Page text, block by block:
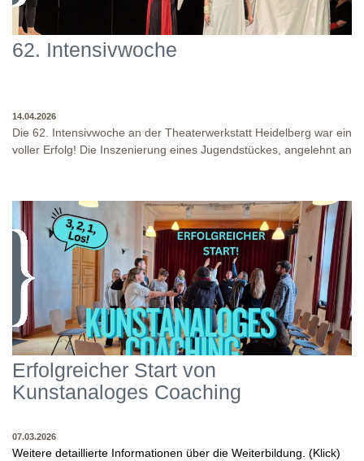
62. Intensivwoche
14.04.2026
Die 62. Intensivwoche an der Theaterwerkstatt Heidelberg war ein
voller Erfolg! Die Inszenierung eines Jugendstückes, angelehnt an
Auseinandersetzung mit den Inhalten und Themen dieser Stücke
statt, sowie eine enge Zusammenarbeit in den
Inszenierungsprozessen. Beide Inszenierungen wurden am Ende
auf unserer Bühne präsentiert! Wir danken allen Studierenden
und Dozenten für die gelungene Woche und für die tollen
Abschlusspräsentationen!
WO?
THEATERWERKSTATT HEIDELBERG: KLINGENTEICHSTR. 8, NÄHE
BUSHALTESTELLE PETERSKIRCHE (ALTSTADT)
WANN?
14.04.2026
Erfolgreicher Start von
Kunstanaloges Coaching
07.03.2026
Weitere detaillierte Informationen über die Weiterbildung. (Klick)